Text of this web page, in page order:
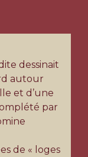
dessinait
autour
et d’une
par
de « loges